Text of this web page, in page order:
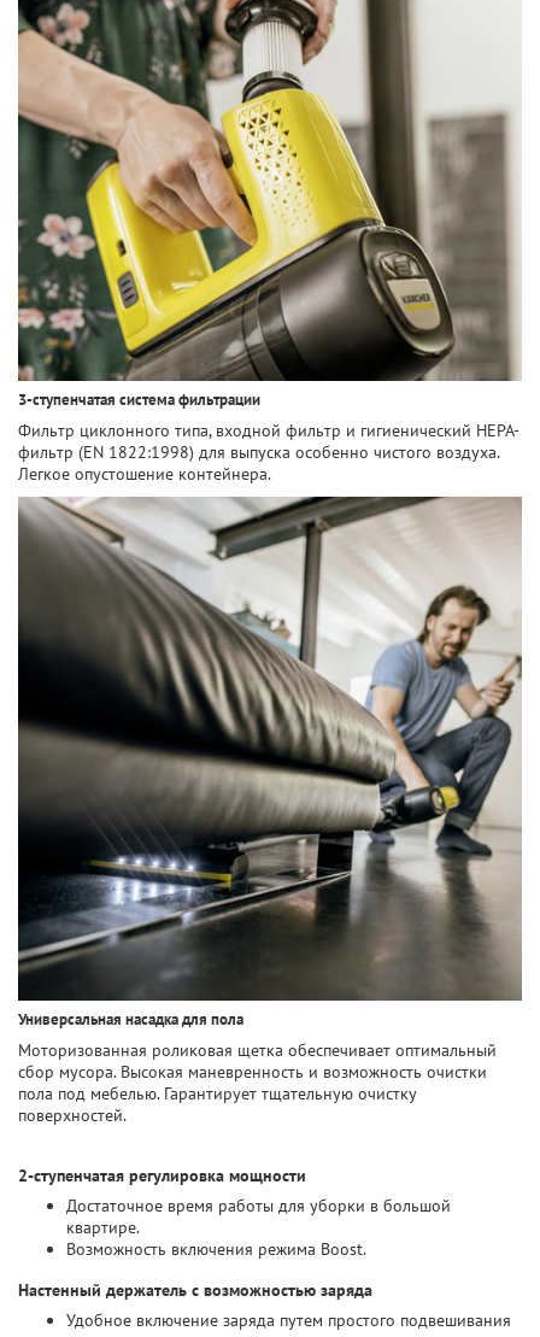
3-ступенчатая система фильтрации
Фильтр циклонного типа, входной фильтр и гигиенический HEPA-
фильтр (EN 1822:1998) для выпуска особенно чистого воздуха.
Легкое опустошение контейнера.
Универсальная насадка для пола
Моторизованная роликовая щетка обеспечивает оптимальный
сбор мусора. Высокая маневренность и возможность очистки
пола под мебелью. Гарантирует тщательную очистку
поверхностей.
2-ступенчатая регулировка мощности
Достаточное время работы для уборки в большой
квартире.
Возможность включения режима Boost.
Настенный держатель с возможностью заряда
Удобное включение заряда путем простого подвешивания